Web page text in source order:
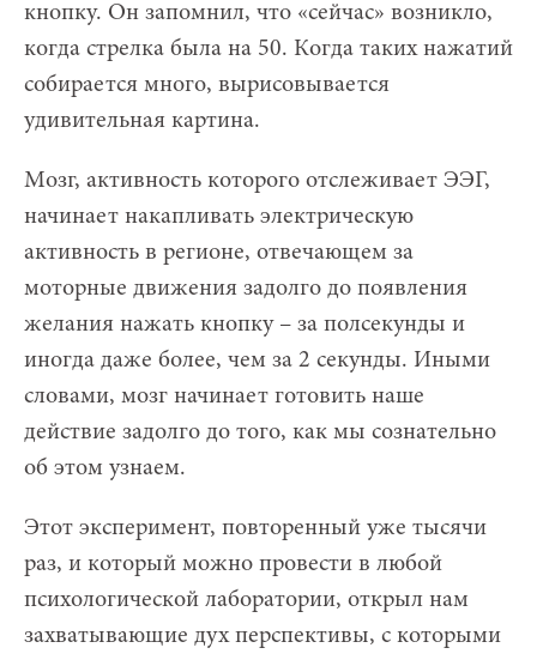
кнопку. Он запомнил, что «сейчас» возникло,
когда стрелка была на 50. Когда таких нажатий
собирается много, вырисовывается
удивительная картина.
Мозг, активность которого отслеживает ЭЭГ,
начинает накапливать электрическую
активность в регионе, отвечающем за
моторные движения задолго до появления
желания нажать кнопку – за полсекунды и
иногда даже более, чем за 2 секунды. Иными
словами, мозг начинает готовить наше
действие задолго до того, как мы сознательно
об этом узнаем.
Этот эксперимент, повторенный уже тысячи
раз, и который можно провести в любой
психологической лаборатории, открыл нам
захватывающие дух перспективы, с которыми